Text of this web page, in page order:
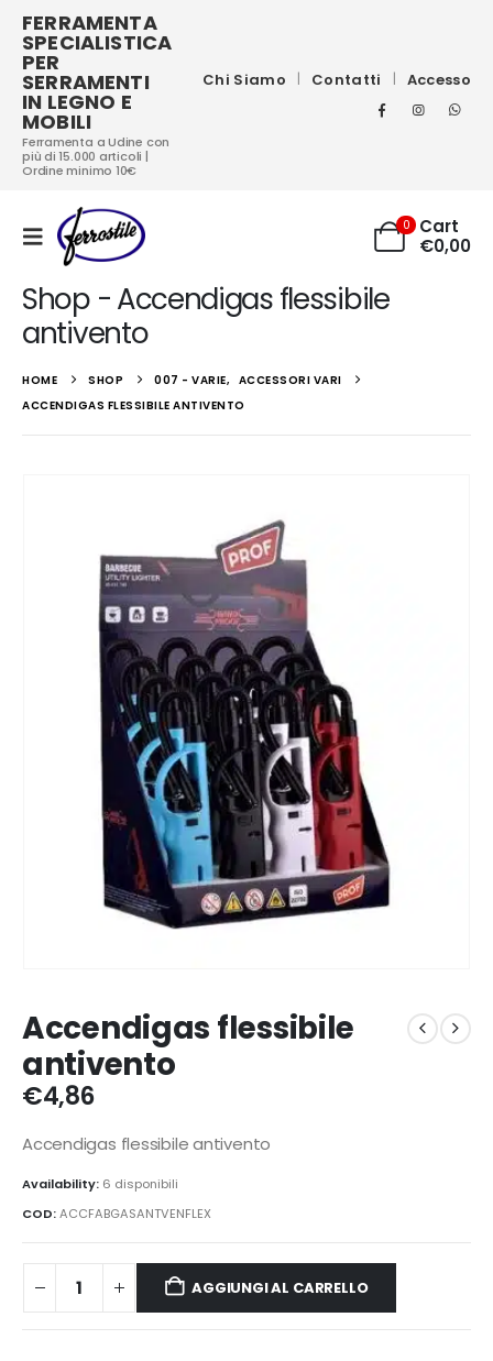
FERRAMENTA
SPECIALISTICA
PER
SERRAMENTI
IN LEGNO E
MOBILI
Ferramenta a Udine con
più di 15.000 articoli |
Ordine minimo 10€
Chi Siamo Contatti Accesso
0
Cart
€0,00
Shop - Accendigas flessibile
antivento
HOME SHOP 007 - VARIE, ACCESSORI VARI
ACCENDIGAS FLESSIBILE ANTIVENTO
Accendigas flessibile
antivento
€4,86
Accendigas flessibile antivento
Availability: 6 disponibili
COD:ACCFABGASANTVENFLEX
AGGIUNGI AL CARRELLO